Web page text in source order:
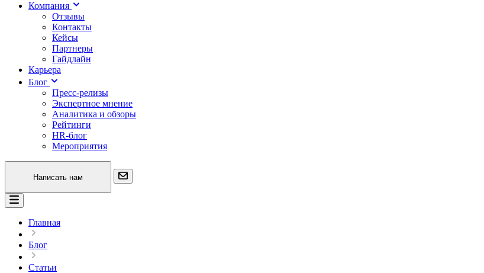
Компания
Отзывы
Контакты
Кейсы
Партнеры
Гайдлайн
Карьера
Блог
Пресс-релизы
Экспертное мнение
Аналитика и обзоры
Рейтинги
HR-блог
Мероприятия
Написать нам
Главная
Блог
Статьи